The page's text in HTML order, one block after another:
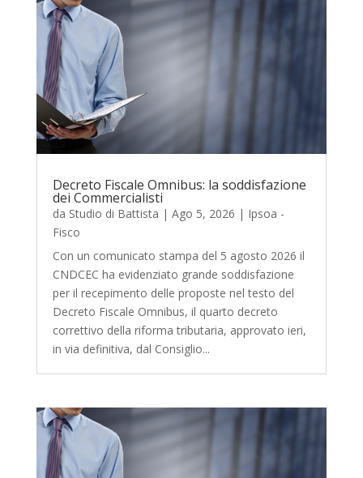
Decreto Fiscale Omnibus: la soddisfazione
dei Commercialisti
da Studio di Battista | Ago 5, 2026 | Ipsoa -
Fisco
Con un comunicato stampa del 5 agosto 2026 il
CNDCEC ha evidenziato grande soddisfazione
per il recepimento delle proposte nel testo del
Decreto Fiscale Omnibus, il quarto decreto
correttivo della riforma tributaria, approvato ieri,
in via definitiva, dal Consiglio...